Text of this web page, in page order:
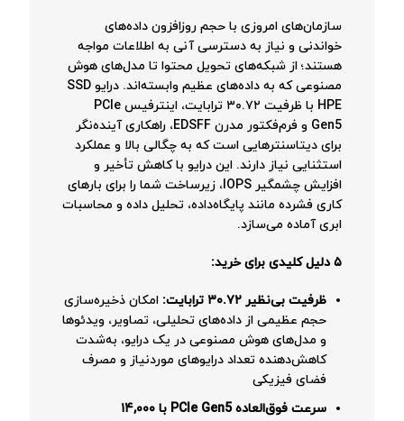
سازمان‌های امروزی با حجم روزافزون داده‌های
خواندنی و نیاز به دسترسی آنی به اطلاعات مواجه
هستند؛ از شبکه‌های تحویل محتوا تا مدل‌های هوش
مصنوعی که به داده‌های عظیم وابسته‌اند. درایو SSD
HPE با ظرفیت ۳۰.۷۲ ترابایت، اینترفیس PCIe
Gen5 و فرم‌فکتور مدرن EDSFF، راهکاری آینده‌نگر
برای دیتاسنترهایی است که به چگالی بالا و عملکرد
استثنایی نیاز دارند. این درایو با کاهش تأخیر و
افزایش چشمگیر IOPS، زیرساخت شما را برای بارهای
کاری فشرده مانند پایگاه‌داده، تحلیل داده و محاسبات
ابری آماده می‌سازد.
۵ دلیل کلیدی برای خرید:
ظرفیت بی‌نظیر ۳۰.۷۲ ترابایت:
امکان ذخیره‌سازی
حجم عظیمی از داده‌های تحلیلی، تصاویر، ویدئوها
و مدل‌های هوش مصنوعی در یک درایو، به‌شدت
کاهش‌دهنده تعداد درایوهای موردنیاز و مصرف
فضای فیزیکی
سرعت فوق‌العاده PCIe Gen5 با ۱۴,۰۰۰